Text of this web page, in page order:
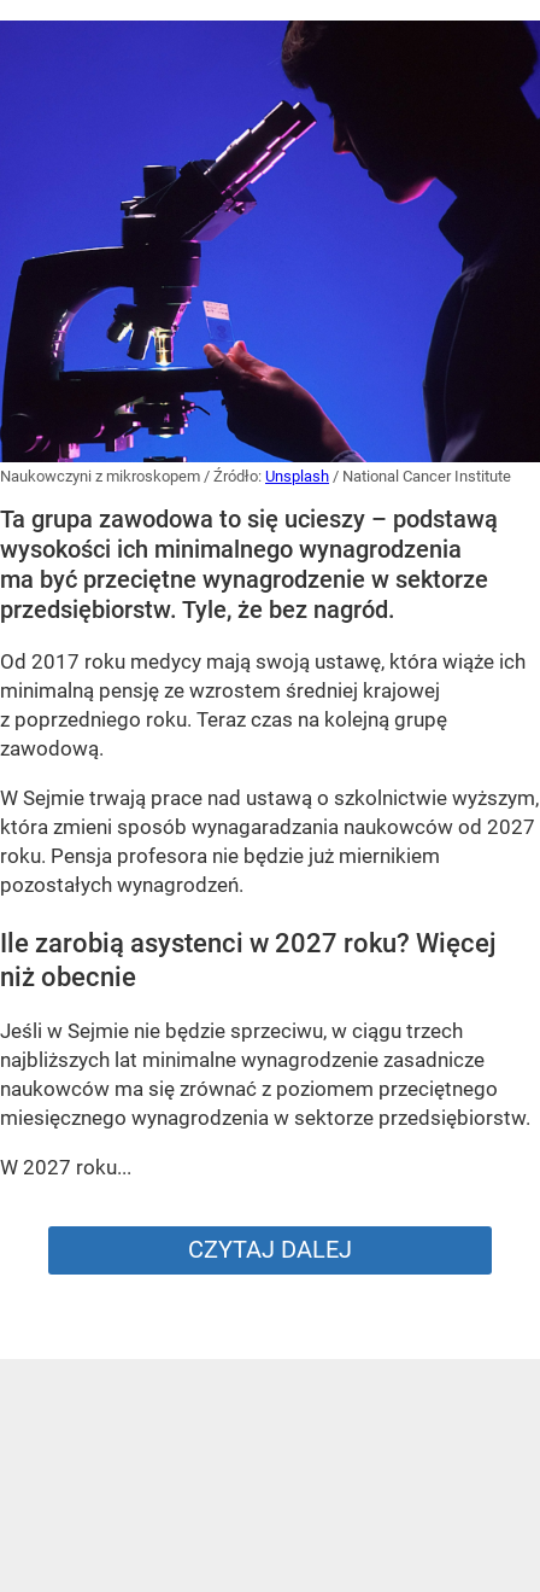
Naukowczyni z mikroskopem / Źródło: Unsplash / National Cancer Institute
Ta grupa zawodowa to się ucieszy – podstawą
wysokości ich minimalnego wynagrodzenia
ma być przeciętne wynagrodzenie w sektorze
przedsiębiorstw. Tyle, że bez nagród.
Od 2017 roku medycy mają swoją ustawę, która wiąże ich
minimalną pensję ze wzrostem średniej krajowej
z poprzedniego roku. Teraz czas na kolejną grupę
zawodową.
W Sejmie trwają prace nad ustawą o szkolnictwie wyższym,
która zmieni sposób wynagaradzania naukowców od 2027
roku. Pensja profesora nie będzie już miernikiem
pozostałych wynagrodzeń.
Ile zarobią asystenci w 2027 roku? Więcej
niż obecnie
Jeśli w Sejmie nie będzie sprzeciwu, w ciągu trzech
najbliższych lat minimalne wynagrodzenie zasadnicze
naukowców ma się zrównać z poziomem przeciętnego
miesięcznego wynagrodzenia w sektorze przedsiębiorstw.
W 2027 roku...
CZYTAJ DALEJ